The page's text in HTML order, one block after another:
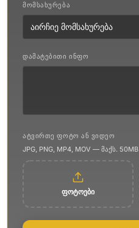
ᲛᲝᲛᲡᲐᲮᲣᲠᲔᲑᲐ
აირჩიე მომსახურება
ᲓᲐᲛᲐᲢᲔᲑᲘᲗᲘ ᲘᲜᲤᲝ
ᲐᲢᲕᲘᲠᲗᲔ ᲤᲝᲢᲝ ᲐᲜ ᲕᲘᲓᲔᲝ
JPG, PNG, MP4, MOV — მაქს. 50MB
ფოტოები